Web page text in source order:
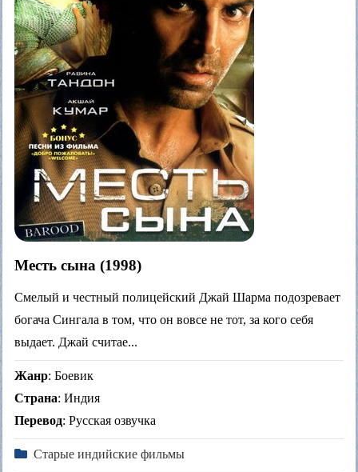
Месть сына (1998)
Смелый и честный полицейский Джай Шарма подозревает
богача Сингала в том, что он вовсе не тот, за кого себя
выдает. Джай считае...
Жанр: Боевик
Страна: Индия
Перевод: Русская озвучка
Старые индийские фильмы